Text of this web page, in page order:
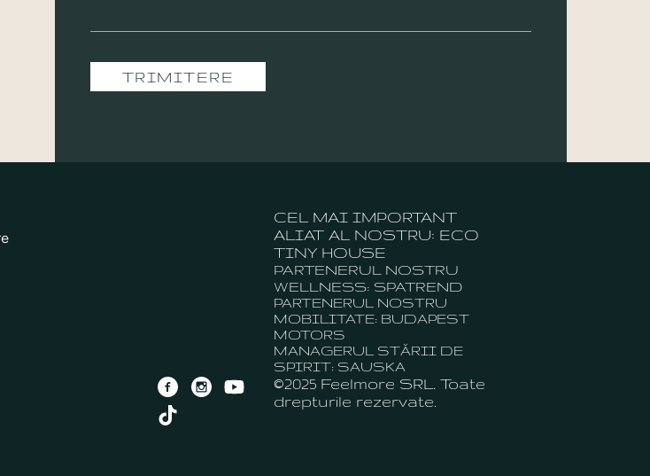
TRIMITERE
CEL MAI IMPORTANT
ALIAT AL NOSTRU: ECO
TINY HOUSE
PARTENERUL NOSTRU
WELLNESS: SPATREND
PARTENERUL NOSTRU
MOBILITATE: BUDAPEST
MOTORS
MANAGERUL STĂRII DE
SPIRIT: SAUSKA
©2025 Feelmore SRL. Toate
drepturile rezervate.